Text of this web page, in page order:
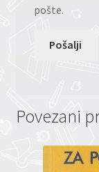
pošte.
Povezani